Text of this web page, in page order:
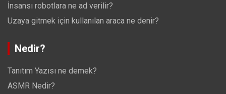
İnsansı robotlara ne ad verilir?
Uzaya gitmek için kullanılan araca ne denir?
Nedir?
Tanıtım Yazısı ne demek?
ASMR Nedir?